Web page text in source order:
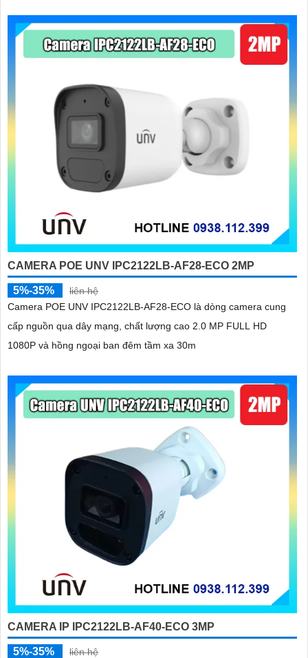
CAMERA POE UNV IPC2122LB-AF28-ECO 2MP
5%-35%
liên hệ
Camera POE UNV IPC2122LB-AF28-ECO là dòng camera cung
cấp nguồn qua dây mạng, chất lượng cao 2.0 MP FULL HD
1080P và hồng ngoại ban đêm tầm xa 30m
CAMERA IP IPC2122LB-AF40-ECO 3MP
5%-35%
liên hệ